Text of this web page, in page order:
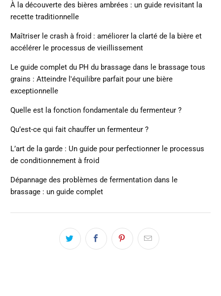
À la découverte des bières ambrées : un guide revisitant la
recette traditionnelle
Maîtriser le crash à froid : améliorer la clarté de la bière et
accélérer le processus de vieillissement
Le guide complet du PH du brassage dans le brassage tous
grains : Atteindre l'équilibre parfait pour une bière
exceptionnelle
Quelle est la fonction fondamentale du fermenteur ?
Qu’est-ce qui fait chauffer un fermenteur ?
L’art de la garde : Un guide pour perfectionner le processus
de conditionnement à froid
Dépannage des problèmes de fermentation dans le
brassage : un guide complet